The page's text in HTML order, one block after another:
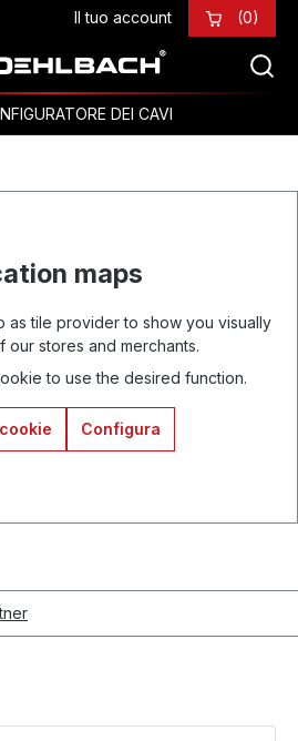
Il tuo account (0)
DEI CAVI
maps
as tile provider to show you visually
our stores and merchants.
to use the desired function.
Configura